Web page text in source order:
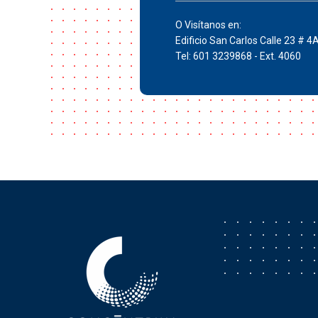
O Visítanos en:
Edificio San Carlos Calle 23 #
Tel: 601 3239868 - Ext. 4060